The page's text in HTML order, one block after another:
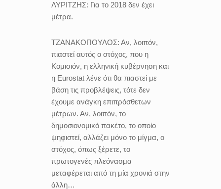
ΛΥΡΙΤΖΗΣ: Για το 2018 δεν έχει
μέτρα.
ΤΖΑΝΑΚΟΠΟΥΛΟΣ: Αν, λοιπόν,
πιαστεί αυτός ο στόχος, που η
Κομισιόν, η ελληνική κυβέρνηση και
η Εurostat λένε ότι θα πιαστεί με
βάση τις προβλέψεις, τότε δεν
έχουμε ανάγκη επιπρόσθετων
μέτρων. Αν, λοιπόν, το
δημοσιονομικό πακέτο, το οποίο
ψηφιστεί, αλλάζει μόνο το μίγμα, ο
στόχος, όπως ξέρετε, το
πρωτογενές πλεόνασμα
μεταφέρεται από τη μία χρονιά στην
άλλη…